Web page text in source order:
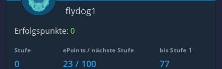
flydog1
Erfolgspunkte: 0
Stufe
0
ePoints / nächste Stufe
23 / 100
bis Stufe 1
77